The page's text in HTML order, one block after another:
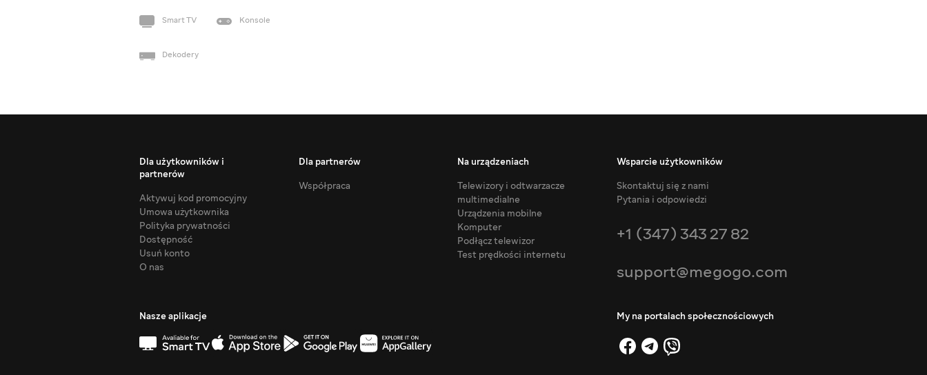
Smart TV Konsole
Dekodery
Dla użytkowników i
partnerów
Aktywuj kod promocyjny
Umowa użytkownika
Polityka prywatności
Dostępność
Usuń konto
O nas
Dla partnerów
Współpraca
Na urządzeniach
Telewizory i odtwarzacze
multimedialne
Urządzenia mobilne
Komputer
Podłącz telewizor
Test prędkości internetu
Wsparcie użytkowników
Skontaktuj się z nami
Pytania i odpowiedzi
+1 (347) 343 27 82
support@megogo.com
Nasze aplikacje My na portalach społecznościowych